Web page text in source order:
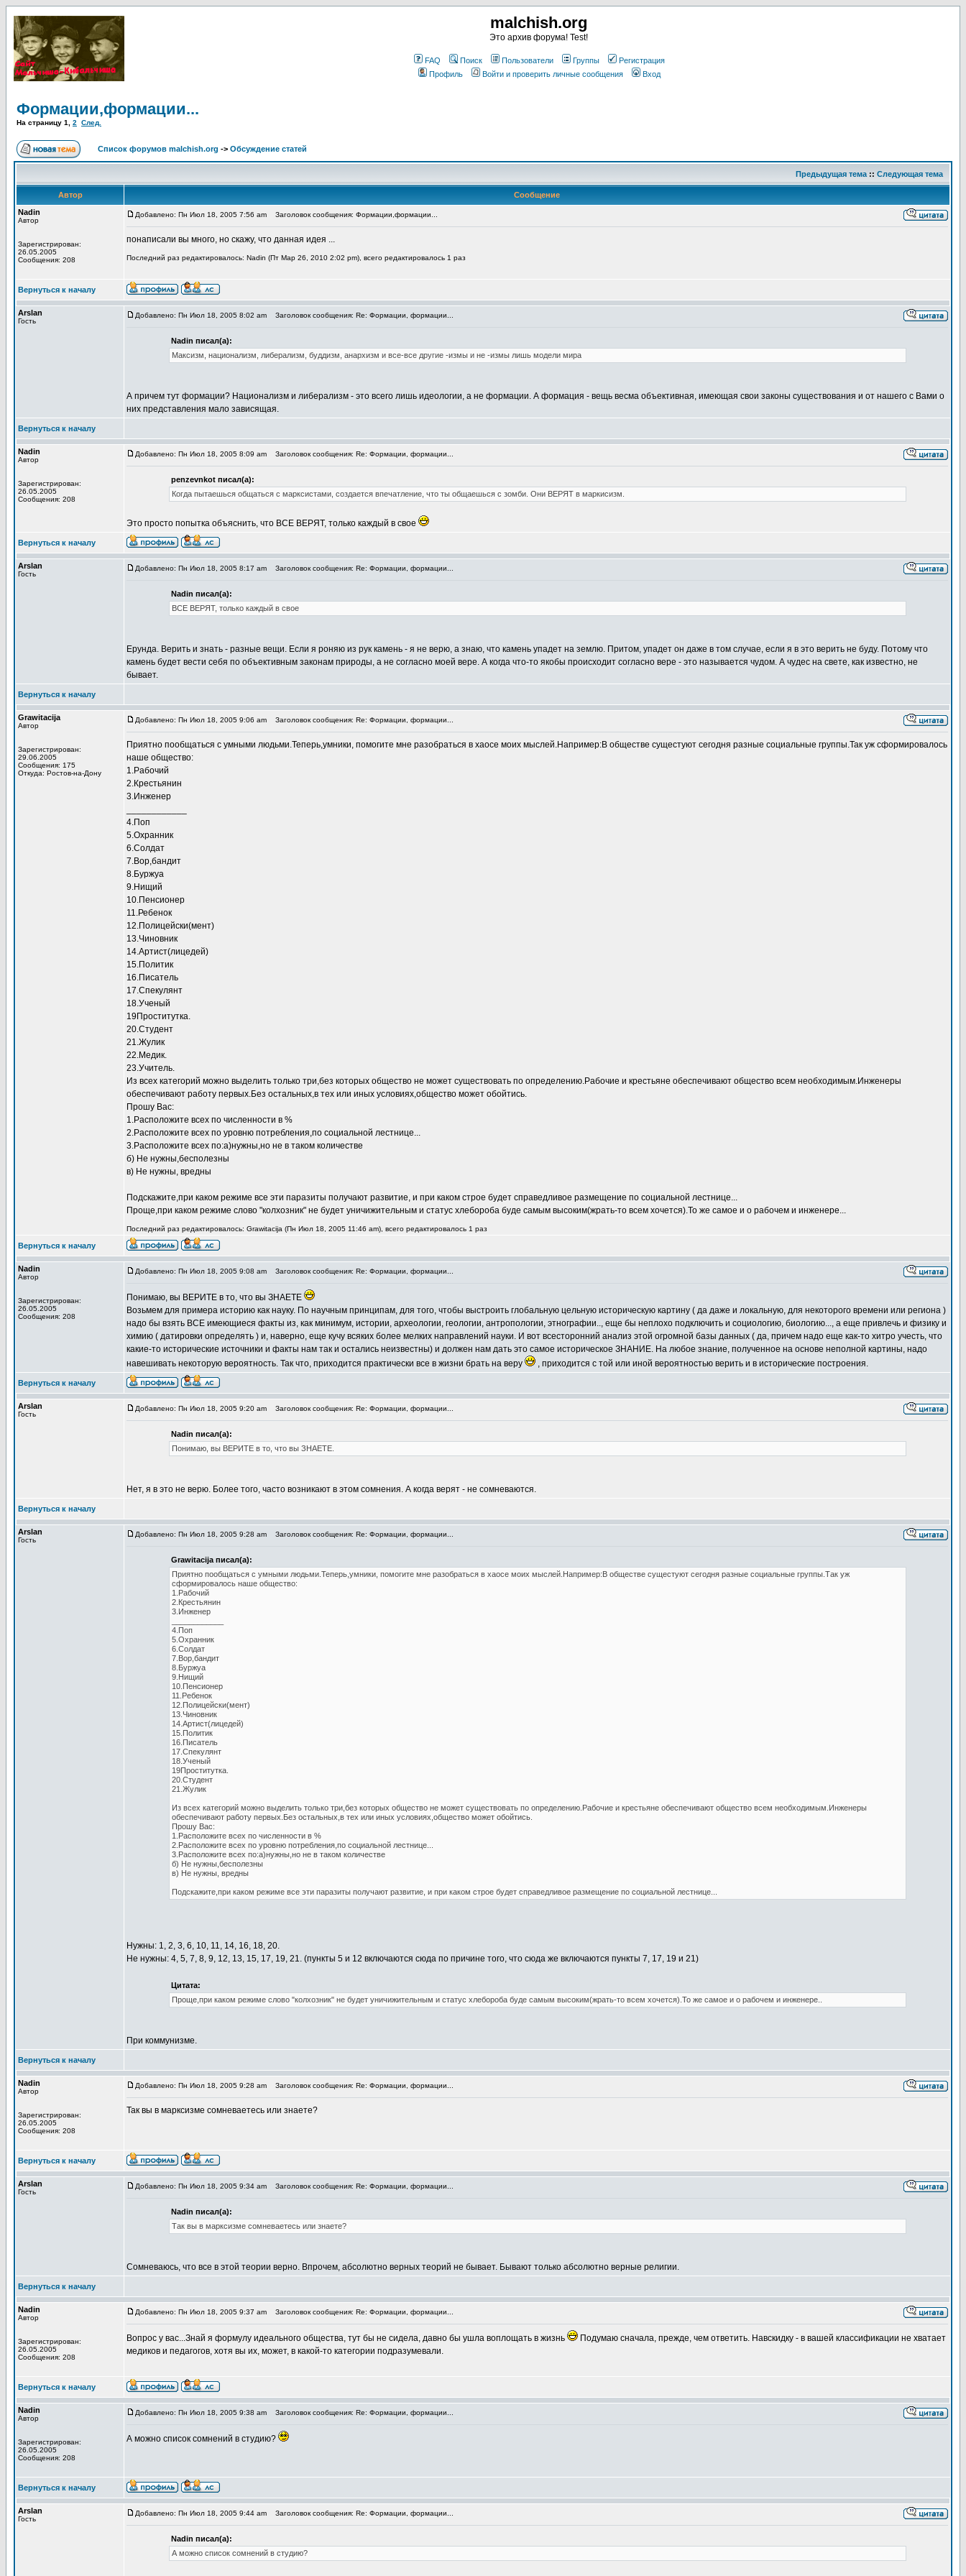
malchish.org
Это архив форума! Test!
FAQ Поиск Пользователи Группы
Регистрация
Профиль
Войти и проверить личные сообщения Вход
Формации,формации...
На страницу 1 2 След.
Список форумов malchish.org -> Обсуждение статей
Предыдущая тема :: Следующая тема
Автор
Сообщение
Nadin
Автор
Зарегистрирован:
26.05.2005
Сообщения: 208
Добавлено: Пн Июл 18, 2005 7:56 am Заголовок сообщения: Формации,формации...
понаписали вы много, но скажу, что данная идея ...
Последний раз редактировалось: Nadin (Пт Мар 26, 2010 2:02 pm), всего редактировалось 1 раз
Вернуться к началу
Arslan
Гость
Добавлено: Пн Июл 18, 2005 8:02 am Заголовок сообщения: Re: Формации, формации...
Nadin писал(а):
Максизм, национализм, либерализм, буддизм, анархизм и все-все другие -измы и не -измы лишь модели мира
А причем тут формации? Национализм и либерализм - это всего лишь идеологии, а не формации. А формация - вещь весма объективная, имеющая свои законы существования и от нашего с Вами о
них представления мало зависящая.
Вернуться к началу
Nadin
Автор
Зарегистрирован:
26.05.2005
Сообщения: 208
Добавлено: Пн Июл 18, 2005 8:09 am Заголовок сообщения: Re: Формации, формации...
penzevnkot писал(а):
Когда пытаешься общаться с марксистами, создается впечатление, что ты общаешься с зомби. Они ВЕРЯТ в маркисизм.
Это просто попытка объяснить, что ВСЕ ВЕРЯТ, только каждый в свое
Вернуться к началу
Arslan
Гость
Добавлено: Пн Июл 18, 2005 8:17 am Заголовок сообщения: Re: Формации, формации...
Nadin писал(а):
ВСЕ ВЕРЯТ, только каждый в свое
Ерунда. Верить и знать - разные вещи. Если я роняю из рук камень - я не верю, а знаю, что камень упадет на землю. Притом, упадет он даже в том случае, если я в это верить не буду. Потому что
камень будет вести себя по объективным законам природы, а не согласно моей вере. А когда что-то якобы происходит согласно вере - это называется чудом. А чудес на свете, как известно, не
бывает.
Вернуться к началу
Grawitacija
Автор
Зарегистрирован:
29.06.2005
Сообщения: 175
Откуда: Ростов-на-Дону
Добавлено: Пн Июл 18, 2005 9:06 am Заголовок сообщения: Re: Формации, формации...
Приятно пообщаться с умными людьми.Теперь,умники, помогите мне разобраться в хаосе моих мыслей.Например:В обществе сущестуют сегодня разные социальные группы.Так уж сформировалось
наше общество:
1.Рабочий
2.Крестьянин
3.Инженер
4.Поп
5.Охранник
6.Солдат
7.Вор,бандит
8.Буржуа
9.Нищий
10.Пенсионер
11.Ребенок
12.Полицейски(мент)
13.Чиновник
14.Артист(лицедей)
15.Политик
16.Писатель
17.Спекулянт
18.Ученый
19Проститутка.
20.Студент
21.Жулик
22.Медик.
23.Учитель.
Из всех категорий можно выделить только три,без которых общество не может существовать по определению.Рабочие и крестьяне обеспечивают общество всем необходимым.Инженеры
обеспечивают работу первых.Без остальных,в тех или иных условиях,общество может обойтись.
Прошу Вас:
1.Расположите всех по численности в %
2.Расположите всех по уровню потребления,по социальной лестнице...
3.Расположите всех по:а)нужны,но не в таком количестве
б) Не нужны,бесполезны
в) Не нужны, вредны
Подскажите,при каком режиме все эти паразиты получают развитие, и при каком строе будет справедливое размещение по социальной лестнице...
Проще,при каком режиме слово "колхозник" не будет уничижительным и статус хлебороба буде самым высоким(жрать-то всем хочется).То же самое и о рабочем и инженере...
Последний раз редактировалось: Grawitacija (Пн Июл 18, 2005 11:46 am), всего редактировалось 1 раз
Вернуться к началу
Nadin
Автор
Зарегистрирован:
26.05.2005
Сообщения: 208
Добавлено: Пн Июл 18, 2005 9:08 am Заголовок сообщения: Re: Формации, формации...
Понимаю, вы ВЕРИТЕ в то, что вы ЗНАЕТЕ
Возьмем для примера историю как науку. По научным принципам, для того, чтобы выстроить глобальную цельную историческую картину ( да даже и локальную, для некоторого времени или региона )
надо бы взять ВСЕ имеющиеся факты из, как минимум, истории, археологии, геологии, антропологии, этнографии.., еще бы неплохо подключить и социологию, биологию..., а еще привлечь и физику и
химию ( датировки определять ) и, наверно, еще кучу всяких более мелких направлений науки. И вот всесторонний анализ этой огромной базы данных ( да, причем надо еще как-то хитро учесть, что
какие-то исторические источники и факты нам так и остались неизвестны) и должен нам дать это самое историческое ЗНАНИЕ. На любое знание, полученное на основе неполной картины, надо
навешивать некоторую вероятность. Так что, приходится практически все в жизни брать на веру
, приходится с той или иной вероятностью верить и в исторические построения.
Вернуться к началу
Arslan
Гость
Добавлено: Пн Июл 18, 2005 9:20 am Заголовок сообщения: Re: Формации, формации...
Nadin писал(а):
Понимаю, вы ВЕРИТЕ в то, что вы ЗНАЕТЕ.
Нет, я в это не верю. Более того, часто возникают в этом сомнения. А когда верят - не сомневаются.
Вернуться к началу
Arslan
Гость
Добавлено: Пн Июл 18, 2005 9:28 am Заголовок сообщения: Re: Формации, формации...
Grawitacija писал(а):
Приятно пообщаться с умными людьми.Теперь,умники, помогите мне разобраться в хаосе моих мыслей.Например:В обществе сущестуют сегодня разные социальные группы.Так уж
сформировалось наше общество:
1.Рабочий
2.Крестьянин
3.Инженер
4.Поп
5.Охранник
6.Солдат
7.Вор,бандит
8.Буржуа
9.Нищий
10.Пенсионер
11.Ребенок
12.Полицейски(мент)
13.Чиновник
14.Артист(лицедей)
15.Политик
16.Писатель
17.Спекулянт
18.Ученый
19Проститутка.
20.Студент
21.Жулик
Из всех категорий можно выделить только три,без которых общество не может существовать по определению.Рабочие и крестьяне обеспечивают общество всем необходимым.Инженеры
обеспечивают работу первых.Без остальных,в тех или иных условиях,общество может обойтись.
Прошу Вас:
1.Расположите всех по численности в %
2.Расположите всех по уровню потребления,по социальной лестнице...
3.Расположите всех по:а)нужны,но не в таком количестве
б) Не нужны,бесполезны
в) Не нужны, вредны
Подскажите,при каком режиме все эти паразиты получают развитие, и при каком строе будет справедливое размещение по социальной лестнице...
Нужны: 1, 2, 3, 6, 10, 11, 14, 16, 18, 20.
Не нужны: 4, 5, 7, 8, 9, 12, 13, 15, 17, 19, 21. (пункты 5 и 12 включаются сюда по причине того, что сюда же включаются пункты 7, 17, 19 и 21)
Цитата:
Проще,при каком режиме слово "колхозник" не будет уничижительным и статус хлебороба буде самым высоким(жрать-то всем хочется).То же самое и о рабочем и инженере..
При коммунизме.
Вернуться к началу
Nadin
Автор
Зарегистрирован:
26.05.2005
Сообщения: 208
Добавлено: Пн Июл 18, 2005 9:28 am Заголовок сообщения: Re: Формации, формации...
Так вы в марксизме сомневаетесь или знаете?
Вернуться к началу
Arslan
Гость
Добавлено: Пн Июл 18, 2005 9:34 am Заголовок сообщения: Re: Формации, формации...
Nadin писал(а):
Так вы в марксизме сомневаетесь или знаете?
Сомневаюсь, что все в этой теории верно. Впрочем, абсолютно верных теорий не бывает. Бывают только абсолютно верные религии.
Вернуться к началу
Nadin
Автор
Зарегистрирован:
26.05.2005
Сообщения: 208
Добавлено: Пн Июл 18, 2005 9:37 am Заголовок сообщения: Re: Формации, формации...
Вопрос у вас...Знай я формулу идеального общества, тут бы не сидела, давно бы ушла воплощать в жизнь
Подумаю сначала, прежде, чем ответить. Навскидку - в вашей классификации не хватает
медиков и педагогов, хотя вы их, может, в какой-то категории подразумевали.
Вернуться к началу
Nadin
Автор
Зарегистрирован:
26.05.2005
Сообщения: 208
Добавлено: Пн Июл 18, 2005 9:38 am Заголовок сообщения: Re: Формации, формации...
А можно список сомнений в студию?
Вернуться к началу
Arslan
Гость
Добавлено: Пн Июл 18, 2005 9:44 am Заголовок сообщения: Re: Формации, формации...
Nadin писал(а):
А можно список сомнений в студию?